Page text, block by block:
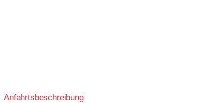
Anfahrtsbeschreibung